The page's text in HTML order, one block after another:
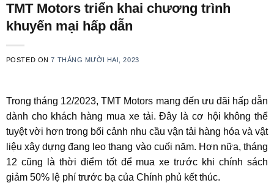
TMT Motors triển khai chương trình
khuyến mại hấp dẫn
POSTED ON7 THÁNG MƯỜI HAI, 2023
Trong tháng 12/2023, TMT Motors mang đến ưu đãi hấp dẫn
dành cho khách hàng mua xe tải. Đây là cơ hội không thể
tuyệt vời hơn trong bối cảnh nhu cầu vận tải hàng hóa và vật
liệu xây dựng đang leo thang vào cuối năm. Hơn nữa, tháng
12 cũng là thời điểm tốt để mua xe trước khi chính sách
giảm 50% lệ phí trước bạ của Chính phủ kết thúc.